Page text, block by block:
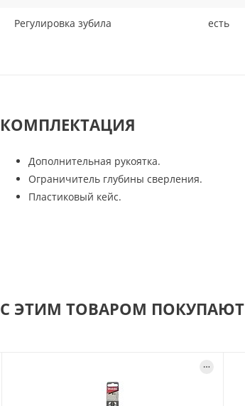
Регулировка зубила есть
КОМПЛЕКТАЦИЯ
Дополнительная рукоятка.
Ограничитель глубины сверления.
Пластиковый кейс.
С ЭТИМ ТОВАРОМ ПОКУПАЮТ